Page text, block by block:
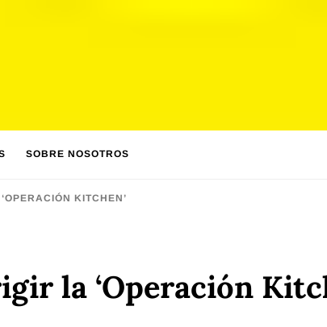
SOBRE NOSOTROS
KITCHEN’
la ‘Operación